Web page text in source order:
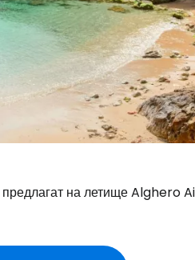
предлагат на летище